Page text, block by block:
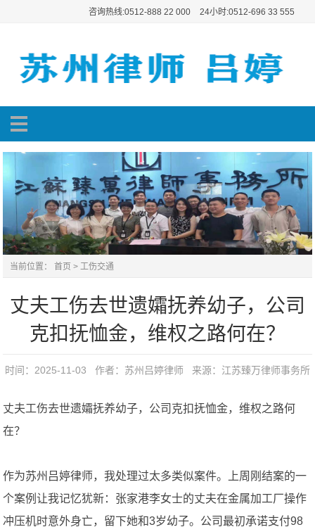
咨询热线:0512-888 22 000 24小时:0512-696 33 555
当前位置：首页 >工伤交通
丈夫工伤去世遗孀抚养幼子，公司
克扣抚恤金，维权之路何在？
时间：2025-11-03 作者：苏州吕婷律师 来源： 江苏臻万律师事务所
丈夫工伤去世遗孀抚养幼子，公司克扣抚恤金，维权之路何
在？
作为苏州吕婷律师，我处理过太多类似案件。上周刚结案的一
个案例让我记忆犹新：张家港李女士的丈夫在金属加工厂操作
冲压机时意外身亡，留下她和3岁幼子。公司最初承诺支付98